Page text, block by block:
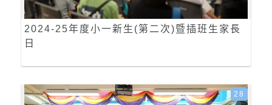
2024-25年度小一新生(第二次)暨插班生家長
日
28